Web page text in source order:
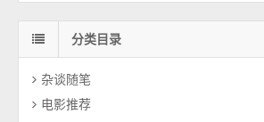
分类目录
杂谈随笔
电影推荐